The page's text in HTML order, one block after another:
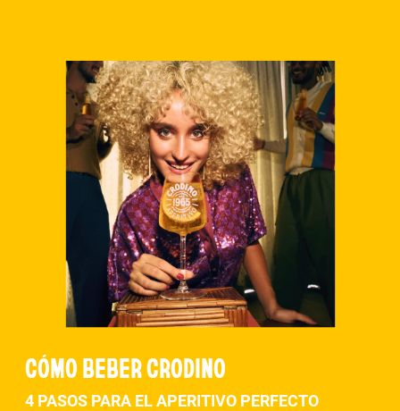
CÓMO BEBER CRODINO
4 PASOS PARA EL APERITIVO PERFECTO